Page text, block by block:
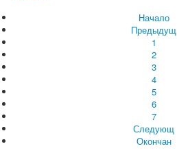
Начало
Предыдущ
1
2
3
4
5
6
7
Следующ
Окончан